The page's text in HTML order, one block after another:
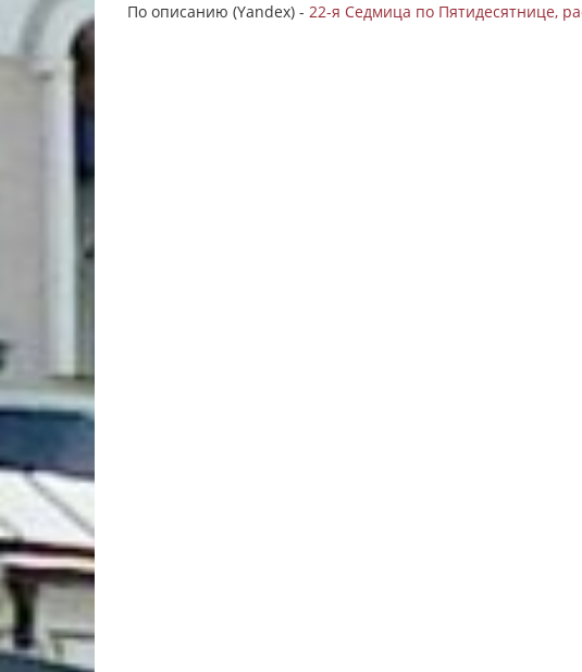
По описанию (Yandex) - 22-я Седмица по Пятидесятнице,